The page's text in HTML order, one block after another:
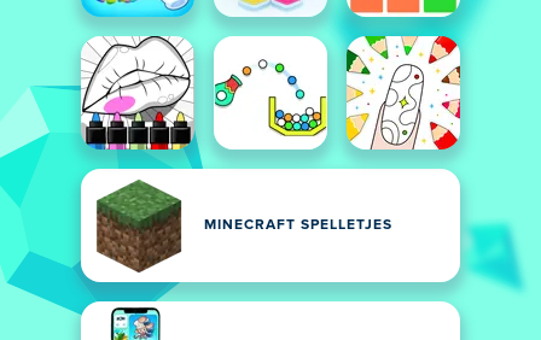
MINECRAFT SPELLETJES